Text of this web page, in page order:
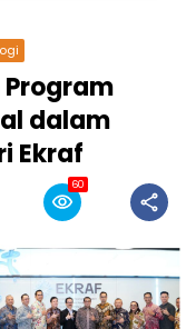
Program
dalam
Ekraf
60